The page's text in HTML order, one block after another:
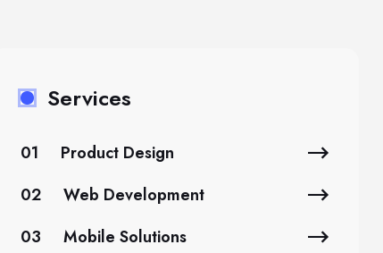
Services
01
Product Design
02
Web Development
03
Mobile Solutions